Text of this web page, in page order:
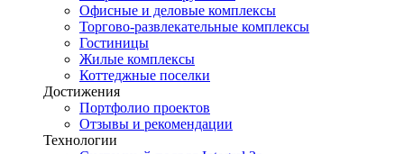
Офисные и деловые комплексы
Торгово-развлекательные комплексы
Гостиницы
Жилые комплексы
Коттеджные поселки
Достижения
Портфолио проектов
Отзывы и рекомендации
Технологии